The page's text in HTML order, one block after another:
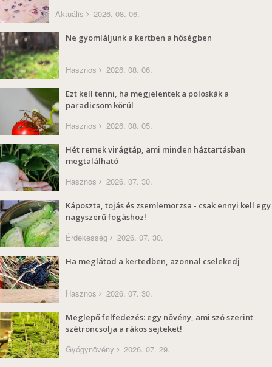
Aktuális 2026. 08. 06.
Ne gyomláljunk a kertben a hőségben
Hasznos 2026. 08. 06.
Ezt kell tenni, ha megjelentek a poloskák a
paradicsom körül
Hasznos 2026. 08. 05.
Hét remek virágtáp, ami minden háztartásban
megtalálható
Hasznos 2026. 07. 30.
Káposzta, tojás és zsemlemorzsa - csak ennyi kell egy
nagyszerű fogáshoz!
Érdekesség 2026. 07. 30.
Ha meglátod a kertedben, azonnal cselekedj
Hasznos 2026. 07. 30.
Meglepő felfedezés: egy növény, ami szó szerint
szétroncsolja a rákos sejteket!
Gyógynövény 2026. 07. 29.